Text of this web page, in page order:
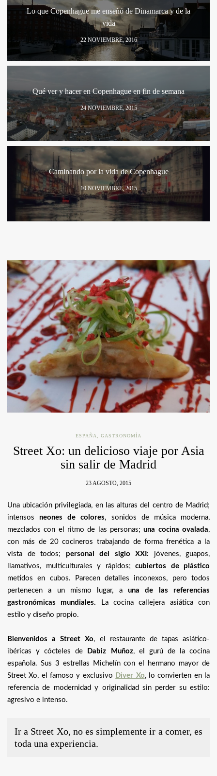
Lo que Copenhague me enseñó de Dinamarca y de la
vida
22 NOVIEMBRE, 2016
Qué ver y hacer en Copenhague en fin de semana
24 NOVIEMBRE, 2015
Caminando por la vida de Copenhague
10 NOVIEMBRE, 2015
ESPAÑA, GASTRONOMÍA
Street Xo: un delicioso viaje por Asia
sin salir de Madrid
23 AGOSTO, 2015
Una ubicación privilegiada, en las alturas del centro de Madrid;
intensos neones de colores, sonidos de música moderna,
mezclados con el ritmo de las personas;una cocina ovalada,
con más de 20 cocineros trabajando de forma frenética a la
vista de todos; personal del siglo XXI: jóvenes, guapos,
llamativos, multiculturales y rápidos; cubiertos de plástico
metidos en cubos. Parecen detalles inconexos, pero todos
pertenecen a un mismo lugar, a una de las referencias
gastronómicas mundiales. La cocina callejera asiática con
estilo y diseño propio.
Bienvenidos a Street Xo, el restaurante de tapas asiático-
ibéricas y cócteles de
Dabiz Muñoz, el gurú de la cocina
española. Sus 3 estrellas Michelín con el hermano mayor de
Street Xo, el famoso y exclusivo Diver Xo, lo convierten en la
referencia de modernidad y originalidad sin perder su estilo:
agresivo e intenso.
Ir a Street Xo, no es simplemente ir a comer, es
toda una experiencia.